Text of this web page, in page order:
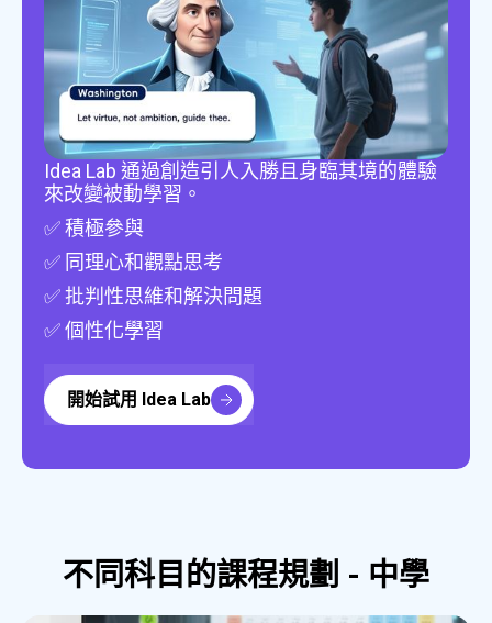
Idea Lab 通過創造引人入勝且身臨其境的體驗
來改變被動學習。
✅ 積極參與
✅ 同理心和觀點思考
✅ 批判性思維和解決問題
✅ 個性化學習
開始試用 Idea Lab
不同科目的課程規劃 - 中學